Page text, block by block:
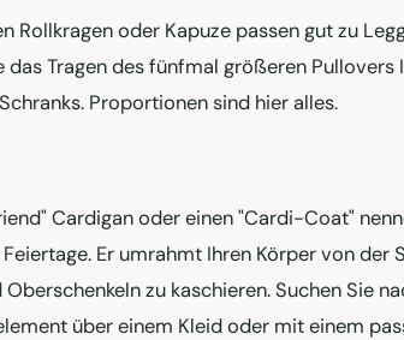
Rollkragen oder Kapuze passen gut zu
das Tragen des fünfmal größeren
Proportionen sind hier alles.
Cardigan oder einen "Cardi-Coat"
Er umrahmt Ihren Körper von der
zu kaschieren. Suchen Sie
über einem Kleid oder mit einem